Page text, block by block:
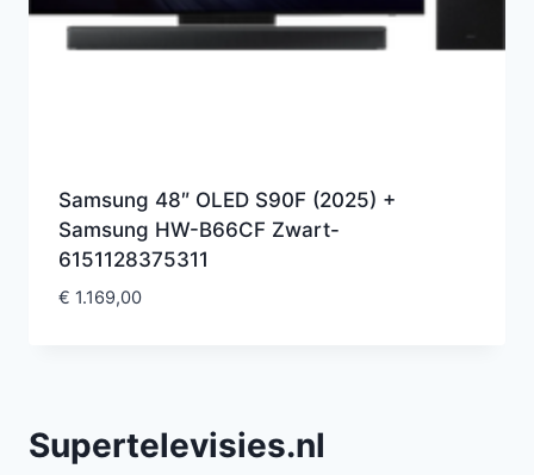
Samsung 48″ OLED S90F (2025) +
Samsung HW-B66CF Zwart-
6151128375311
€ 1.169,00
Supertelevisies.nl